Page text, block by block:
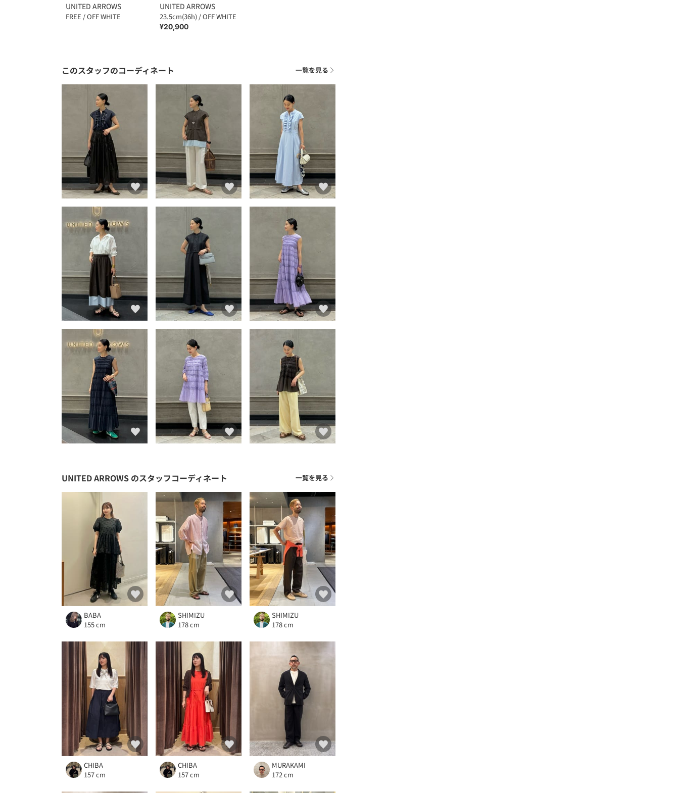
UNITED ARROWS
FREE / OFF WHITE
UNITED ARROWS
23.5cm(36h) / OFF WHITE
¥20,900
このスタッフのコーディネート 一覧を見る
UNITED ARROWS のスタッフコーディネート 一覧を見る
BABA
155 cm
SHIMIZU
178 cm
SHIMIZU
178 cm
CHIBA
157 cm
CHIBA
157 cm
MURAKAMI
172 cm